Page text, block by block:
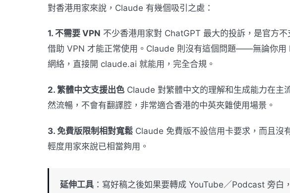
對香港用家來說，Claude 有幾個吸引之處：
1. 不需要 VPN 不少香港用家對 ChatGPT 最大的投訴，是官方
借助 VPN 才能正常使用。Claude 則沒有這個問題——無論你用
網絡，直接開 claude.ai 就能用，完全合規。
2. 繁體中文支援出色 Claude 對繁體中文的理解和生成能力在主
然流暢，不會有翻譯腔，非常適合香港的中英夾雜使用場景。
3. 免費版限制相對寬鬆 Claude 免費版不設信用卡要求，而且沒
輕度用家來說已相當夠用。
延伸工具 ：寫好稿之後如果要轉成 YouTube／Podcast 旁白